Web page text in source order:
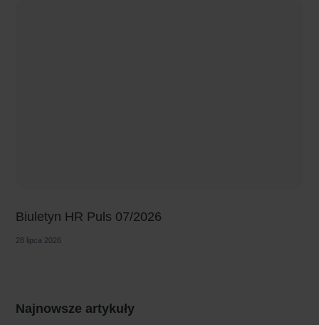
Biuletyn HR Puls 07/2026
28 lipca 2026
Najnowsze artykuły